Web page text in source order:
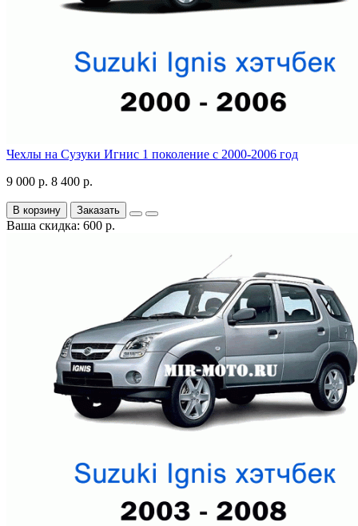
Чехлы на Сузуки Игнис 1 поколение с 2000-2006 год
9 000 р. 8 400 р.
В корзину Заказать
Ваша скидка: 600 р.